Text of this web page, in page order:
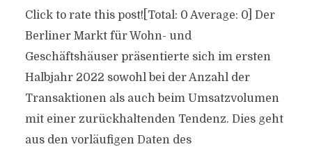
Click to rate this post![Total: 0 Average: 0] Der
Berliner Markt für Wohn- und
Geschäftshäuser präsentierte sich im ersten
Halbjahr 2022 sowohl bei der Anzahl der
Transaktionen als auch beim Umsatzvolumen
mit einer zurückhaltenden Tendenz. Dies geht
aus den vorläufigen Daten des